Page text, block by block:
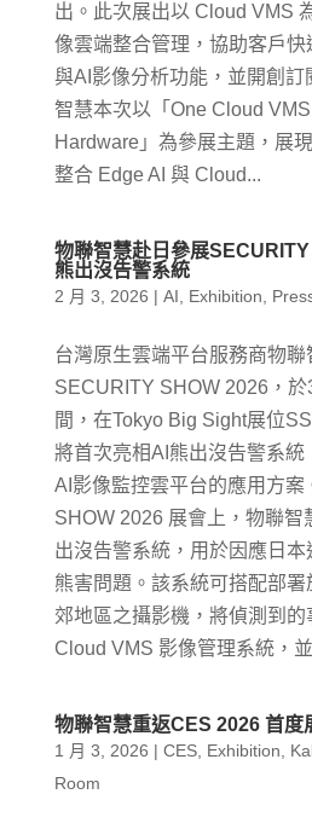
出。此次展出以 Cloud VMS
像雲端整合管理，協助客戶
與AI影像分析功能，並開創訂
智慧本次以「One Cloud VMS
Hardware」為參展主題，展
整合 Edge AI 與 Cloud...
物聯智慧赴日參展
熊出沒告警系統
2 月 3, 2026 | AI Exhibition
台灣原生雲端平台服務商物
SECURITY SHOW 2026，
間，在Tokyo Big Sight展位
將首次亮相AI熊出沒告警系統
AI影像監控雲平台的應用方案
SHOW 2026 展會上，物聯智
出沒告警系統，用於因應日
熊害問題。該系統可搭配部
郊地區之攝影機，將偵測到
Cloud VMS 影像管理系統，
物聯智慧重返CES 2026 首度
1 月 3, 2026 | CES, Exhibition
Room